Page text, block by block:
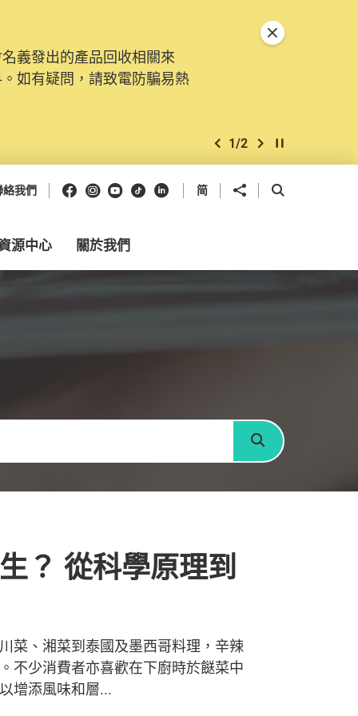
義發出的產品回收相關來
如有疑問，請致電防騙易熱
上一個
1/2 下一個開始/暫停幻燈
關閉特別通告
絡我們 Facebook
Instagram
Youtube
抖音領英 简 分享到 開啟搜尋框
源中心 關於我們
搜尋
？ 從科學原理到
菜、湘菜到泰國及墨西哥料理，辛辣
不少消費者亦喜歡在下廚時於餸菜中
增添風味和層...